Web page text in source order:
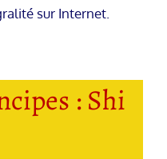
sur Internet.
: Shi